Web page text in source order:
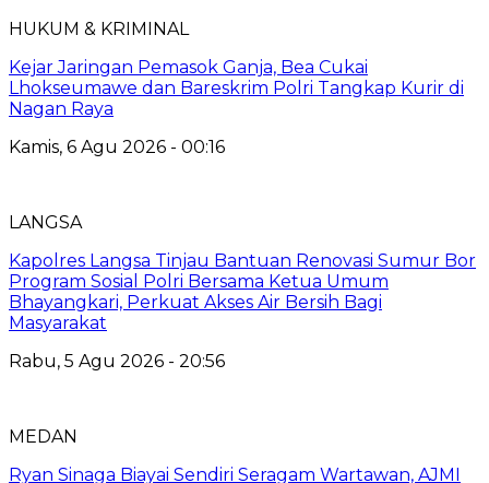
HUKUM & KRIMINAL
Kejar Jaringan Pemasok Ganja, Bea Cukai
Lhokseumawe dan Bareskrim Polri Tangkap Kurir di
Nagan Raya
Kamis, 6 Agu 2026 - 00:16
LANGSA
Kapolres Langsa Tinjau Bantuan Renovasi Sumur Bor
Program Sosial Polri Bersama Ketua Umum
Bhayangkari, Perkuat Akses Air Bersih Bagi
Masyarakat
Rabu, 5 Agu 2026 - 20:56
MEDAN
Ryan Sinaga Biayai Sendiri Seragam Wartawan, AJMI